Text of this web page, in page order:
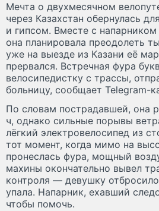
Мечта о двухмесячном
через Казахстан обернулась
и гипсом. Вместе с напарником
она планировала преодолеть
уже на выезде из Казани её
прервался. Встречная фура
велосипедистку с трассы,
больницу, сообщает Telegram-
По словам пострадавшей, она
ч, однако сильные порывы
лёгкий электровелосипед из
тот момент, когда мимо на
пронеслась фура, мощный
махины окончательно вывел
контроля — девушку
упала. Напарник, ехавший
чтобы помочь.